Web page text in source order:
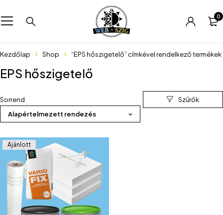
0
Kezdőlap Shop “EPS hőszigetelő” címkével rendelkező termékek
EPS hőszigetelő
Sorrend
Alapértelmezett rendezés
Ajánlott